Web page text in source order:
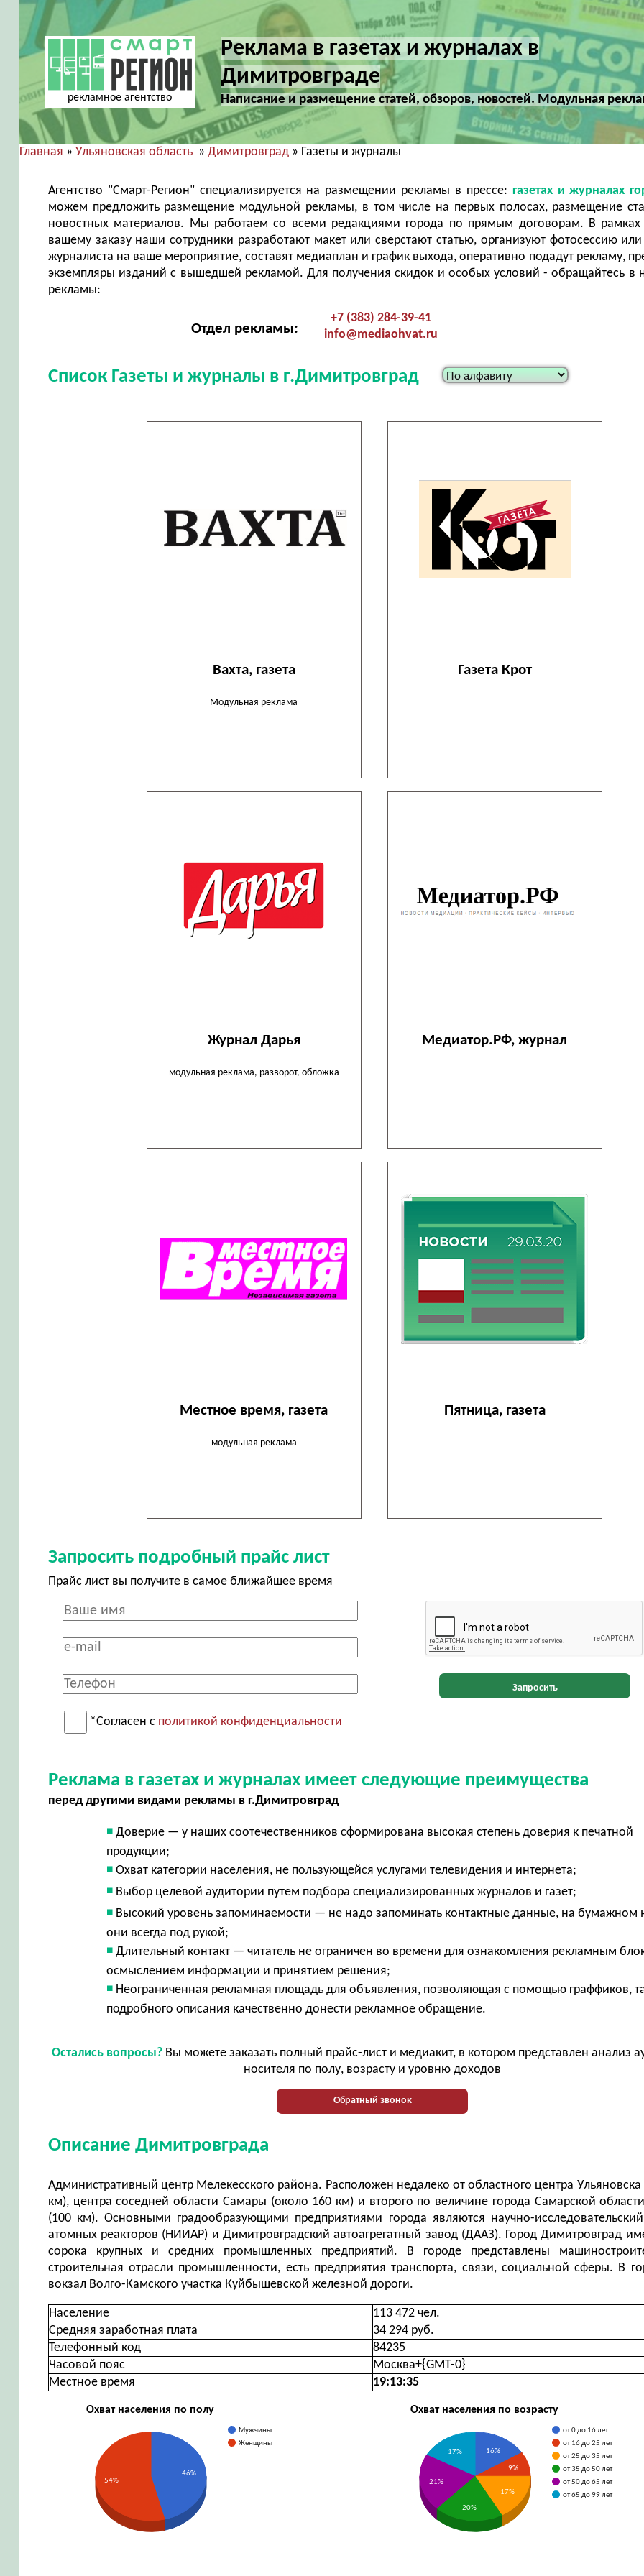
рекламное агентство
Реклама в газетах и журналах в
Димитровграде
Написание и размещение статей, обзоров, новостей. Модульная
Главная » Ульяновская область» Димитровград» Газеты и журналы
Агентство "Смарт-Регион" специализируется на размещении рекламы в прессе: газетах и журналах
можем предложить размещение модульной рекламы, в том числе на первых полосах, размещение
новостных материалов. Мы работаем со всеми редакциями города по прямым договорам. В рамках
вашему заказу наши сотрудники разработают макет или сверстают статью, организуют фотосессию
журналиста на ваше мероприятие, составят медиаплан и график выхода, оперативно подадут рекламу,
экземпляры изданий с вышедшей рекламой. Для получения скидок и особых условий - обращайтесь в
рекламы:
Отдел рекламы:
+7 (383) 284-39-41
info@mediaohvat.ru
Список Газеты и журналы в г.Димитровград
Вахта, газета
Модульная реклама
Газета Крот
Журнал Дарья
модульная реклама, разворот, обложка
Медиатор.РФ, журнал
Местное время, газета
модульная реклама
Пятница, газета
Запросить подробный прайс лист
Прайс лист вы получите в самое ближайшее время
*Согласен с политикой конфиденциальности
Запросить
Реклама в газетах и журналах имеет следующие преимущества
перед другими видами рекламы в г.Димитровград
Доверие — у наших соотечественников сформирована высокая степень доверия к печатной
продукции;
Охват категории населения, не пользующейся услугами телевидения и интернета;
Выбор целевой аудитории путем подбора специализированных журналов и газет;
Высокий уровень запоминаемости — не надо запоминать контактные данные, на бумажном
они всегда под рукой;
Длительный контакт — читатель не ограничен во времени для ознакомления рекламным
осмыслением информации и принятием решения;
Неограниченная рекламная площадь для объявления, позволяющая с помощью граффиков,
подробного описания качественно донести рекламное обращение.
Остались вопросы? Вы можете заказать полный прайс-лист и медиакит, в котором представлен анализ
носителя по полу, возрасту и уровню доходов
Обратный звонок
Описание Димитровграда
Административный центр Мелекесского района. Расположен недалеко от областного центра Ульяновска
км), центра соседней области Самары (около 160 км) и второго по величине города Самарской области
(100 км). Основными градообразующими предприятиями города являются научно-исследовательский
атомных реакторов (НИИАР) и Димитровградский автоагрегатный завод (ДААЗ). Город Димитровград
сорока крупных и средних промышленных предприятий. В городе представлены
строительная отрасли промышленности, есть предприятия транспорта, связи, социальной сферы. В
вокзал Волго-Камского участка Куйбышевской железной дороги.
Население
113 472 чел.
Средняя заработная плата
34 294 руб.
Телефонный код
84235
Часовой пояс
Москва+{GMT-0}
Местное время
19:13:36
Охват населения по полу
Мужчины
Женщины
46%
54%
Охват населения по возрасту
от 0 до 16 лет
от 16 до 25 лет
от 25 до 35 лет
от 35 до 50 лет
от 50 до 65 лет
от 65 до 99 лет
16%
9%
17%
17%
21%
20%